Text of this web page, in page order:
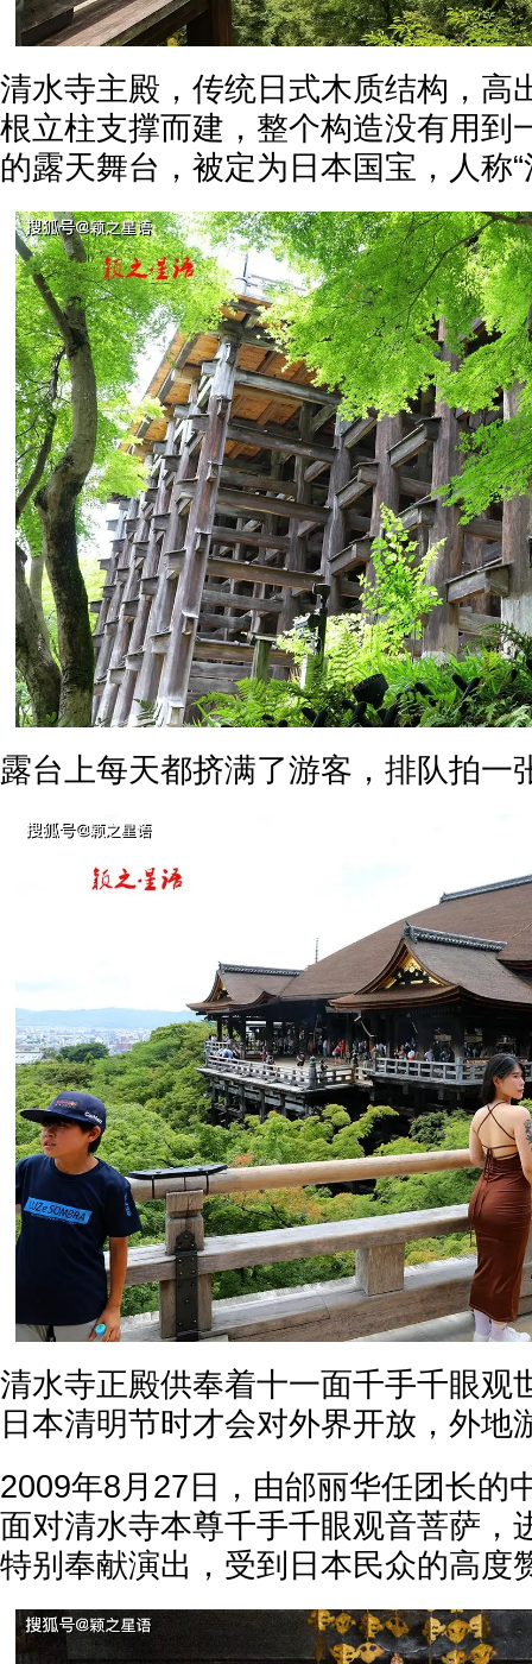
清水寺主殿，传统日式木质结构，高
根立柱支撑而建，整个构造没有用到
的露天舞台，被定为日本国宝，人称“
露台上每天都挤满了游客，排队拍一
清水寺正殿供奉着十一面千手千眼观
日本清明节时才会对外界开放，外地
2009年8月27日，由邰丽华任团长的
面对清水寺本尊千手千眼观音菩萨，
特别奉献演出，受到日本民众的高度